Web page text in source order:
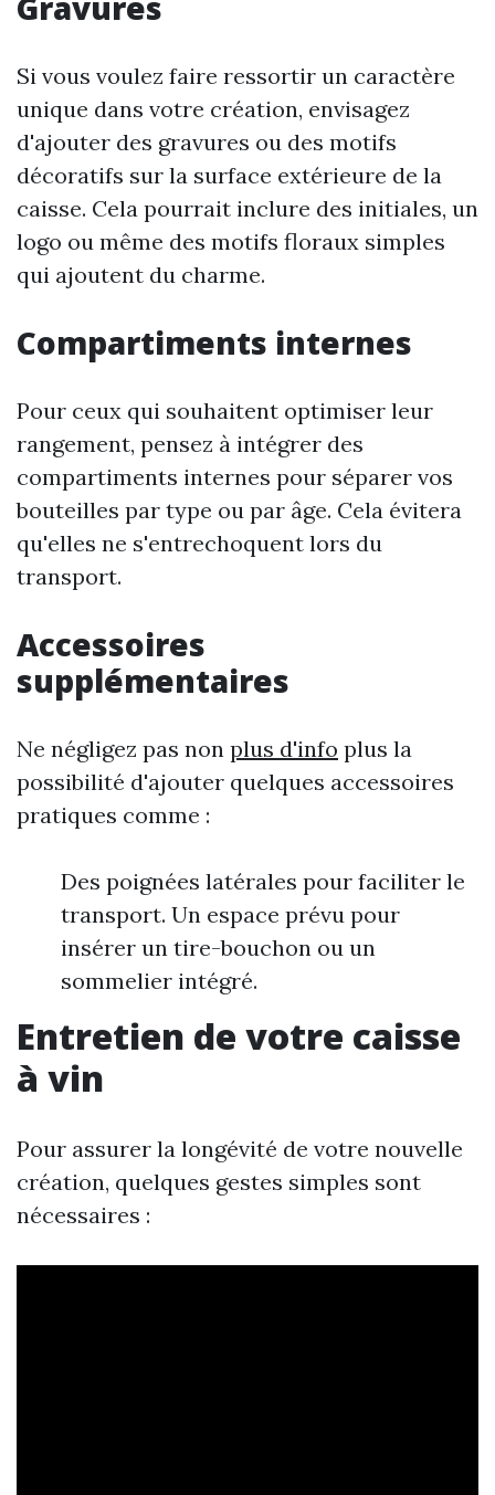
Si vous voulez faire ressortir un caractère
unique dans votre création, envisagez
d'ajouter des gravures ou des motifs
décoratifs sur la surface extérieure de la
caisse. Cela pourrait inclure des initiales, un
logo ou même des motifs floraux simples
qui ajoutent du charme.
Compartiments internes
Pour ceux qui souhaitent optimiser leur
rangement, pensez à intégrer des
compartiments internes pour séparer vos
bouteilles par type ou par âge. Cela évitera
qu'elles ne s'entrechoquent lors du
transport.
Accessoires
supplémentaires
Ne négligez pas non plus d'info plus la
possibilité d'ajouter quelques accessoires
pratiques comme :
Des poignées latérales pour faciliter le
transport. Un espace prévu pour
insérer un tire-bouchon ou un
sommelier intégré.
Entretien de votre caisse
à vin
Pour assurer la longévité de votre nouvelle
création, quelques gestes simples sont
nécessaires :